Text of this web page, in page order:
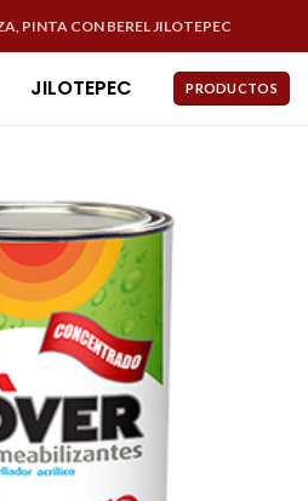
PINTA CON BEREL JILOTEPEC
JILOTEPEC PRODUCTOS